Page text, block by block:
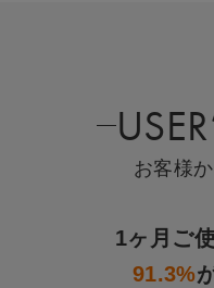
お客様
1ヶ月ご
91.3%